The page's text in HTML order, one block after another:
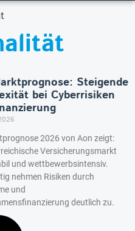
Steigende
bei Cyberrisiken
2026 von Aon zeigt:
Versicherungsmarkt
und wettbewerbsintensiv.
nehmen Risiken durch
und
deutlich zu.